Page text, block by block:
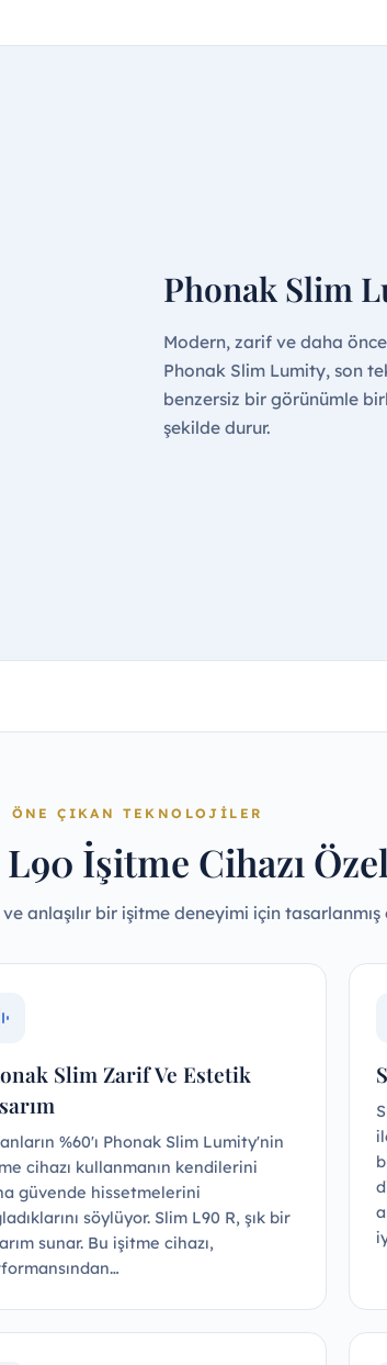
Phonak Slim
Modern, zarif ve daha
Phonak Slim Lumity, son
benzersiz bir görünümle
şekilde durur.
ÖNE ÇIKAN TEKNOLOJILER
İşitme Cihazı
anlaşılır bir işitme deneyimi için tasarlanmış
Slim Zarif Ve Estetik
%60'ı Phonak Slim Lumity'nin
cihazı kullanmanın kendilerini
güvende hissetmelerini
söylüyor. Slim L90 R, şık bir
sunar. Bu işitme cihazı,